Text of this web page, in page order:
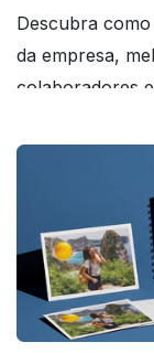
Descubra
da empresa,
colaboradores